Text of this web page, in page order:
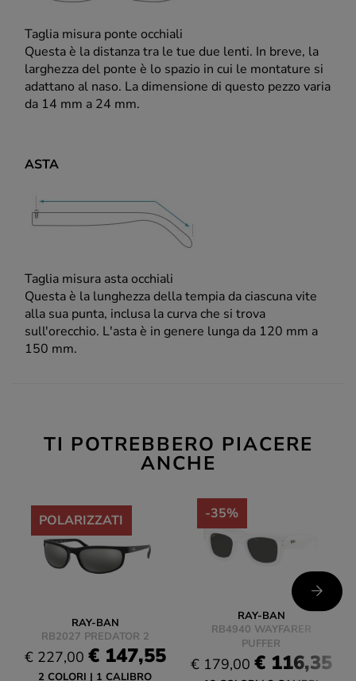
Taglia misura ponte occhiali
Questa è la distanza tra le tue due lenti. In breve, la
larghezza del ponte è lo spazio in cui le montature si
adattano al naso. La dimensione di questo pezzo varia
da 14 mm a 24 mm.
ASTA
Taglia misura asta occhiali
Questa è la lunghezza della tempia da ciascuna vite
alla sua punta, inclusa la curva che si trova
sull'orecchio. L'asta è in genere lunga da 120 mm a
150 mm.
TI POTREBBERO PIACERE
ANCHE
-35%
POLARIZZATI
RAY-BAN
RB2027 PREDATOR 2
€ 227,00 € 147,55
2 COLORI 1 CALIBRO
-35%
RAY-BAN
RB4940 WAYFARER
PUFFER
€ 179,00 € 116,35